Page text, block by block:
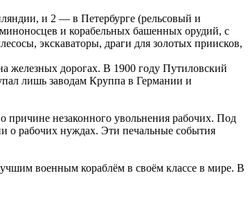
и 2 — в Петербурге (рельсовый и
и корабельных башенных орудий, с
экскаваторы, драги для золотых приисков,
железных дорогах. В 1900 году Путиловский
лишь заводам Круппа в Германии и
причине незаконного увольнения рабочих. Под
о рабочих нуждах. Эти печальные события
военным кораблём в своём классе в мире. В